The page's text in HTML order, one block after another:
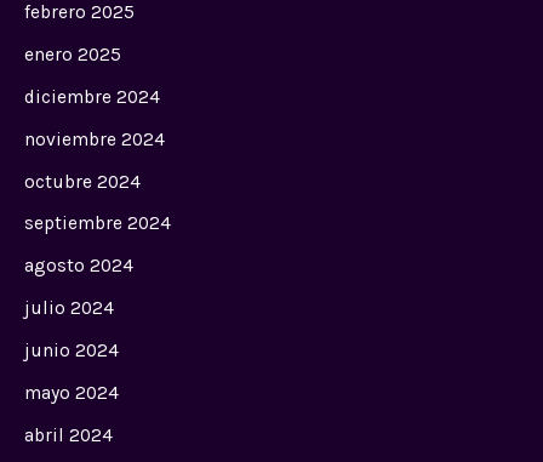
febrero 2025
enero 2025
diciembre 2024
noviembre 2024
octubre 2024
septiembre 2024
agosto 2024
julio 2024
junio 2024
mayo 2024
abril 2024